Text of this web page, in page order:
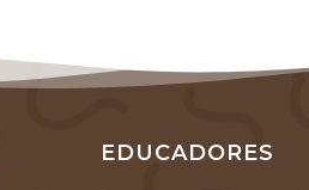
EDUCADORES